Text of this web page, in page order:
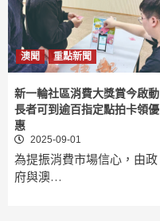
澳聞 重點新聞
新一輪社區消費大獎賞今啟動
長者可到逾百指定點拍卡領優
惠
2025-09-01
為提振消費市場信心，由政
府與澳…